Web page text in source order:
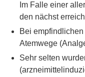
Im Falle einer
den nächst
Bei
Atemwege
Sehr selten